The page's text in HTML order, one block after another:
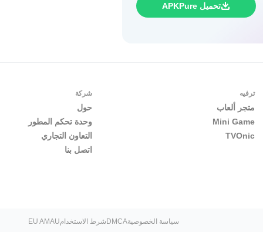
تحميل APKPure
ترفيه
متجر ألعاب
Mini Game
TVOnic
شركة
حول
وحدة تحكم المطور
التعاون التجاري
اتصل بنا
سياسة الخصوصيةDMCAشرط الاستخدامEU AMAU